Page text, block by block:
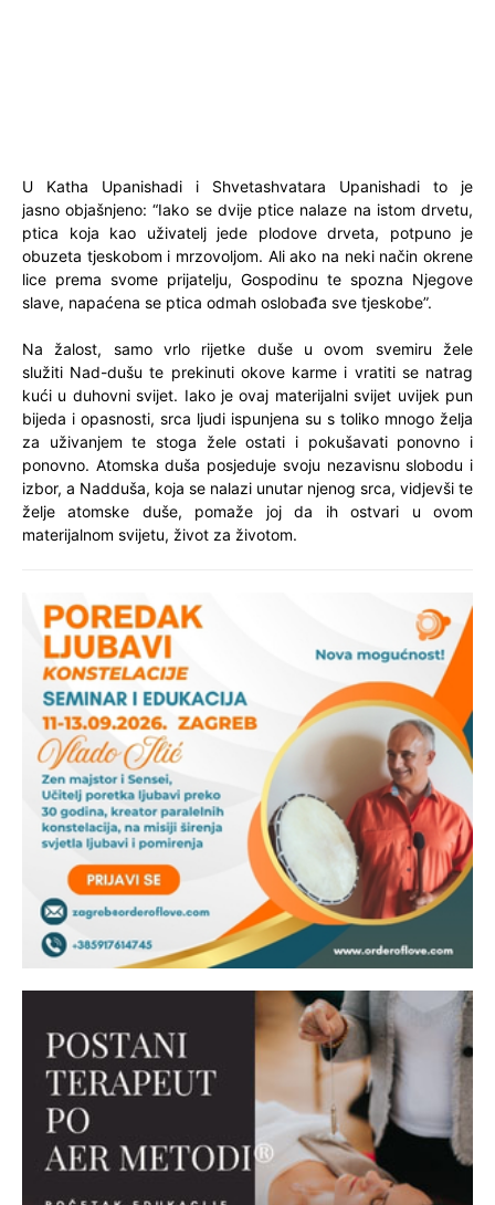
U Katha Upanishadi i Shvetashvatara Upanishadi to je
jasno objašnjeno: “Iako se dvije ptice nalaze na istom drvetu,
ptica koja kao uživatelj jede plodove drveta, potpuno je
obuzeta tjeskobom i mrzovoljom. Ali ako na neki način okrene
lice prema svome prijatelju, Gospodinu te spozna Njegove
slave, napaćena se ptica odmah oslobađa sve tjeskobe”.
Na žalost, samo vrlo rijetke duše u ovom svemiru žele
služiti Nad-dušu te prekinuti okove karme i vratiti se natrag
kući u duhovni svijet. Iako je ovaj materijalni svijet uvijek pun
bijeda i opasnosti, srca ljudi ispunjena su s toliko mnogo želja
za uživanjem te stoga žele ostati i pokušavati ponovno i
ponovno. Atomska duša posjeduje svoju nezavisnu slobodu i
izbor, a Nadduša, koja se nalazi unutar njenog srca, vidjevši te
želje atomske duše, pomaže joj da ih ostvari u ovom
materijalnom svijetu, život za životom.